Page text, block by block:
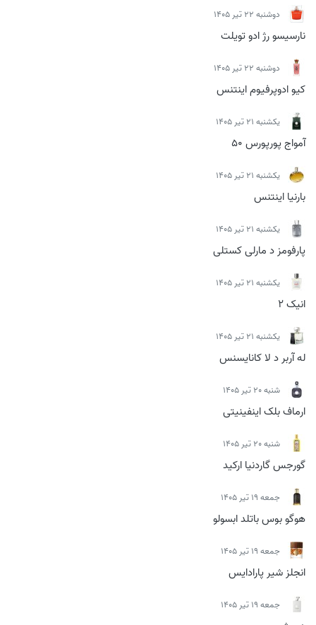
دوشنبه 22 تیر 1405
نارسیسو رژ ادو تویلت
دوشنبه 22 تیر 1405
کیو ادوپرفیوم اینتنس
يكشنبه 21 تیر 1405
آمواج پورپورس 50
يكشنبه 21 تیر 1405
بارنیا اینتنس
يكشنبه 21 تیر 1405
پارفومز د مارلی کستلی
يكشنبه 21 تیر 1405
انیک 2
يكشنبه 21 تیر 1405
له آربر د لا کانایسنس
شنبه 20 تیر 1405
ارماف بلک اینفینیتی
شنبه 20 تیر 1405
گورجس گاردنیا ارکید
جمعه 19 تیر 1405
هوگو بوس باتلد ابسولو
جمعه 19 تیر 1405
انجلز شیر پارادایس
جمعه 19 تیر 1405